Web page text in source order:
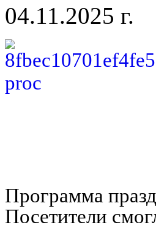
04.11.2025 г.
Программа
Посетители